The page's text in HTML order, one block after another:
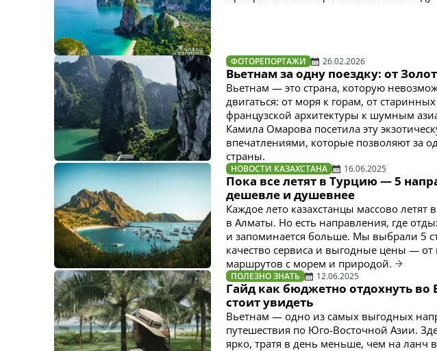
ФОТОРЕПОРТАЖИ 26.02.2026
Вьетнам за одну поездку: от
Вьетнам — это страна, которую
двигаться: от моря к горам, от
французской архитектуры к шумным
Камила Омарова посетила эту
впечатлениями, которые позволяют за
страны.
НОВОСТИ КАЗАХСТАНА 16.06.2025
Пока все летят в Турцию — 5
дешевле и душевнее
Каждое лето казахстанцы массово
в Алматы. Но есть направления, где
и запоминается больше. Мы выбрали 5
качество сервиса и выгодные цены —
маршрутов с морем и природой.
ПОЛЕЗНО ЗНАТЬ 12.06.2025
Гайд как бюджетно отдохнуть
стоит увидеть
Вьетнам — одно из самых выгодных
путешествия по Юго-Восточной Азии.
ярко, тратя в день меньше, чем на ланч